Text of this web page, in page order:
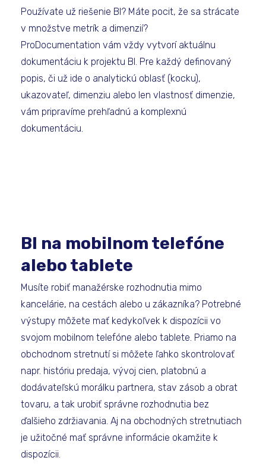
Používate už riešenie BI? Máte pocit, že sa strácate
v množstve metrík a dimenzií?
ProDocumentation vám vždy vytvorí aktuálnu
dokumentáciu k projektu BI. Pre každý definovaný
popis, či už ide o analytickú oblasť (kocku),
ukazovateľ, dimenziu alebo len vlastnosť dimenzie,
vám pripravíme prehľadnú a komplexnú
dokumentáciu.
BI na mobilnom telefóne
alebo tablete
Musíte robiť manažérske rozhodnutia mimo
kancelárie, na cestách alebo u zákazníka? Potrebné
výstupy môžete mať kedykoľvek k dispozícii vo
svojom mobilnom telefóne alebo tablete. Priamo na
obchodnom stretnutí si môžete ľahko skontrolovať
napr. históriu predaja, vývoj cien, platobnú a
dodávateľskú morálku partnera, stav zásob a obrat
tovaru, a tak urobiť správne rozhodnutia bez
ďalšieho zdržiavania. Aj na obchodných stretnutiach
je užitočné mať správne informácie okamžite k
dispozícii.